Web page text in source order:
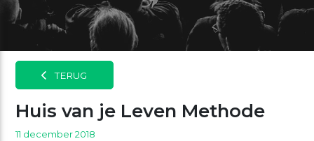
TERUG
Huis van je Leven Methode
11 december 2018